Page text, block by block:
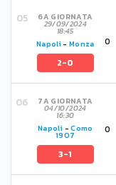
6A GIORNATA
29/09/2024
18:45
Napoli -Monza
2-0
0
7A GIORNATA
04/10/2024
16:30
Napoli -Como
1907
3-1
0